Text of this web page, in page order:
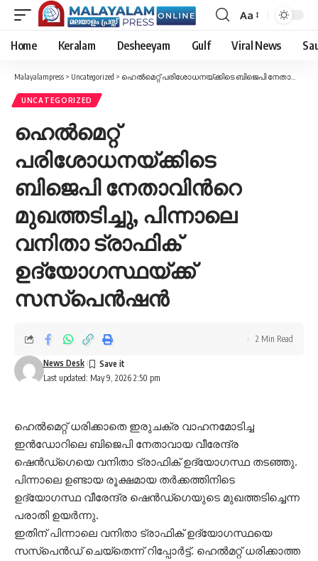
Font
Resizer
Aa
Home Keralam Desheeyam Gulf Viral News
Malayalampress > Uncategorized > ഹെൽമെറ്റ് പരിശോധനയ്ക്കിടെ ബിജെപി നേതാവിന്‍റെ മുഖത്തടിച്ചു, പിന്നാലെ വനിതാ ട്രാഫിക് ഉദ്യോഗസ്ഥയ്ക്ക് സസ്‌പെൻഷൻ
UNCATEGORIZED
ഹെൽമെറ്റ്
പരിശോധനയ്ക്കിടെ
ബിജെപി നേതാവിന്‍റെ
മുഖത്തടിച്ചു, പിന്നാലെ
വനിതാ ട്രാഫിക്
ഉദ്യോഗസ്ഥയ്ക്ക്
സസ്‌പെൻഷൻ
Last updated: May 9, 2026 2:50 pm
News Desk
2 Min Read
ഹെൽമെറ്റ് ധരിക്കാതെ ഇരുചക്ര വാഹനമോടിച്ച
ഇൻഡോറിലെ ബിജെപി നേതാവായ വീരേന്ദ്ര
ഷെൻഡ്‌ഗെയെ വനിതാ ട്രാഫിക് ഉദ്യോഗസ്ഥ തടഞ്ഞു.
പിന്നാലെ ഉണ്ടായ രൂക്ഷമായ തർക്കത്തിനിടെ
ഉദ്യോഗസ്ഥ വീരേന്ദ്ര ഷെൻഡ്ഗെയുടെ മുഖത്തടിച്ചെന്ന
പരാതി ഉയർന്നു.
ഇതിന് പിന്നാലെ വനിതാ ട്രാഫിക് ഉദ്യോഗസ്ഥയെ
സസ്പെൻഡ് ചെയ്തെന്ന് റിപ്പോര്‍ട്ട്. ഹെൽമറ്റ് ധരിക്കാത്ത